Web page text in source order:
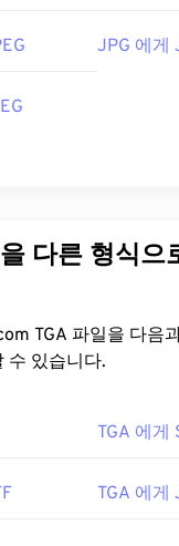
JPG 에게
다른 형식으
다른 형
수 있습니다.
TGA 에게
TGA 에게